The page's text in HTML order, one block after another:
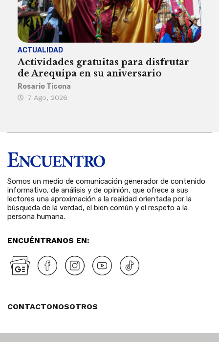
ACTUALIDAD
Actividades gratuitas para disfrutar
de Arequipa en su aniversario
Rosario Ticona
7 Ago, 2026
Somos un medio de comunicación generador de contenido
informativo, de análisis y de opinión, que ofrece a sus
lectores una aproximación a la realidad orientada por la
búsqueda de la verdad, el bien común y el respeto a la
persona humana.
ENCUÉNTRANOS EN:
CONTACTONOSOTROS